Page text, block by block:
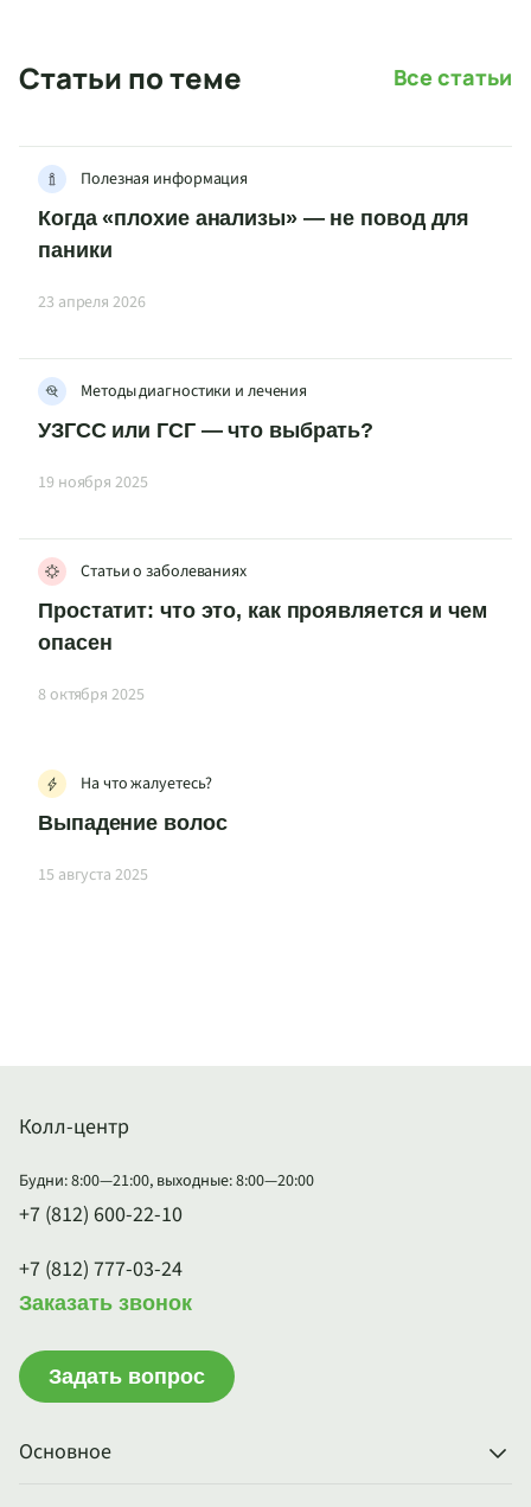
Статьи по теме Все статьи
Полезная информация
Когда «плохие анализы» — не повод для
паники
23 апреля 2026
Методы диагностики и лечения
УЗГСС или ГСГ — что выбрать?
19 ноября 2025
Статьи о заболеваниях
Простатит: что это, как проявляется и чем
опасен
8 октября 2025
На что жалуетесь?
Выпадение волос
15 августа 2025
Основное
Колл-центр
Будни: 8:00—21:00, выходные: 8:00—20:00
+7 (812) 600-22-10
+7 (812) 777-03-24
Заказать звонок
Задать вопрос